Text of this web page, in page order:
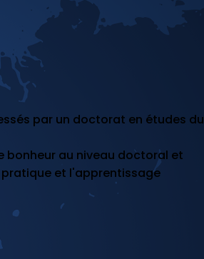
par un doctorat en études du
bonheur au niveau doctoral et
et l'apprentissage